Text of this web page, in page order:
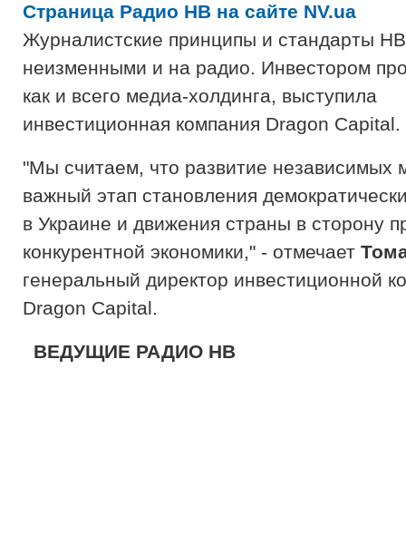
Страница Радио НВ на сайте NV.ua
Журналистские принципы и стандарты НВ
неизменными и на радио. Инвестором
как и всего медиа-холдинга, выступила
инвестиционная компания Dragon Capital.
"Мы считаем, что развитие независимых
важный этап становления
в Украине и движения страны в сторону
конкурентной экономики," - отмечает
генеральный директор инвестиционной
Dragon Capital.
ВЕДУЩИЕ РАДИО НВ